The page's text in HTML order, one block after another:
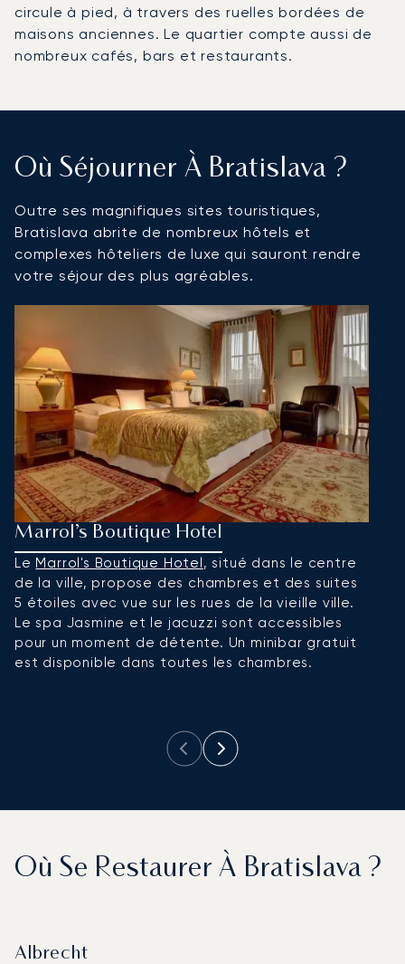
circule à pied, à travers des ruelles bordées de
maisons anciennes. Le quartier compte aussi de
nombreux cafés, bars et restaurants.
Où Séjourner À Bratislava ?
Outre ses magnifiques sites touristiques,
Bratislava abrite de nombreux hôtels et
complexes hôteliers de luxe qui sauront rendre
votre séjour des plus agréables.
Marrol’s Boutique Hotel
Le Marrol's Boutique Hotel, situé dans le centre
de la ville, propose des chambres et des suites
5 étoiles avec vue sur les rues de la vieille ville.
Le spa Jasmine et le jacuzzi sont accessibles
pour un moment de détente. Un minibar gratuit
est disponible dans toutes les chambres.
Où Se Restaurer À Bratislava ?
Albrecht